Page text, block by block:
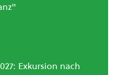
Exkursion nach